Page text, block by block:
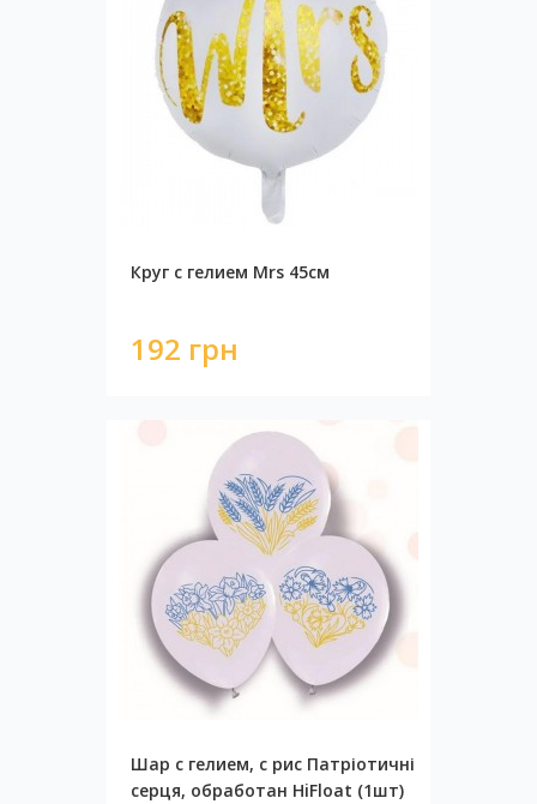
Круг с гелием Mrs 45см
192 грн
Шар с гелием, с рис Патріотичні
серця, обработан HiFloat (1шт)